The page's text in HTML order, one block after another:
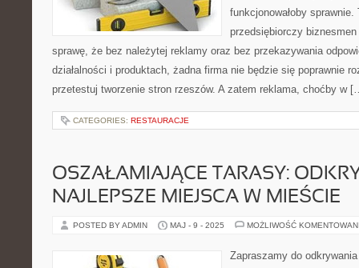
funkcjonowałoby
przedsiębiorczy
sprawę, że bez należytej reklamy oraz bez przekazywania
działalności i produktach, żadna firma nie będzie się poprawnie
przetestuj tworzenie stron rzeszów. A zatem reklama, choćby w
CATEGORIES: RESTAURACJE
OSZAŁAMIAJĄCE TARASY:
NAJLEPSZE MIEJSCA W MIEŚCIE
POSTED BY ADMIN MAJ - 9 - 2025 MOŻLIWOŚĆ
Zapraszamy do